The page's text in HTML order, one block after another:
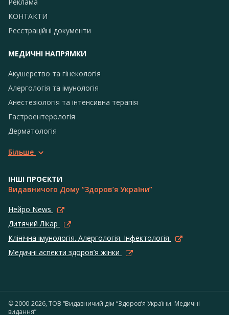
КОНТАКТИ
Реєстраційні документи
МЕДИЧНІ НАПРЯМКИ
Акушерство та гінекологія
Алергологія та імунологія
Анестезіологія та інтенсивна терапія
Гастроентерологія
Дерматологія
Більше
ІНШІ ПРОЄКТИ
Видавничого Дому “Здоров’я України”
Нейро News
Дитячий Лікар
Клінічна імунологія. Алергологія. Інфектологія
Медичні аспекти здоров’я жінки
© 2000-2026, ТОВ “Видавничий дім “Здоров’я України. Медичні
видання”